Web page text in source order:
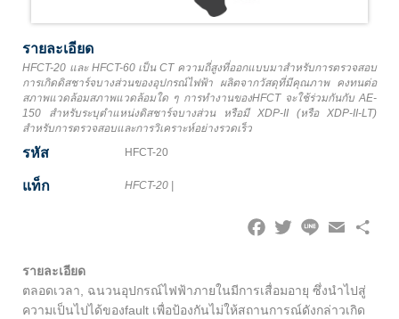
รายละเอียด
HFCT-20 และ HFCT-60 เป็น CT ความถี่สูงที่ออกแบบมาสำหรับการตรวจสอบ
การเกิดดิสชาร์จบางส่วนของอุปกรณ์ไฟฟ้า ผลิตจากวัสดุที่มีคุณภาพ คงทนต่อ
สภาพแวดล้อมสภาพแวดล้อมใด ๆ การทำงานของHFCT จะใช้ร่วมกันกับ AE-
150 สำหรับระบุตำแหน่งดิสชาร์จบางส่วน หรือมี XDP-II (หรือ XDP-II-LT)
สำหรับการตรวจสอบและการวิเคราะห์อย่างรวดเร็ว
รหัส HFCT-20
แท็ก HFCT-20|
รายละเอียด
ตลอดเวลา, ฉนวนอุปกรณ์ไฟฟ้าภายในมีการเสื่อมอายุ ซึ่งนำไปสู่
ความเป็นไปได้ของfault เพื่อป้องกันไม่ให้สถานการณ์ดังกล่าวเกิด